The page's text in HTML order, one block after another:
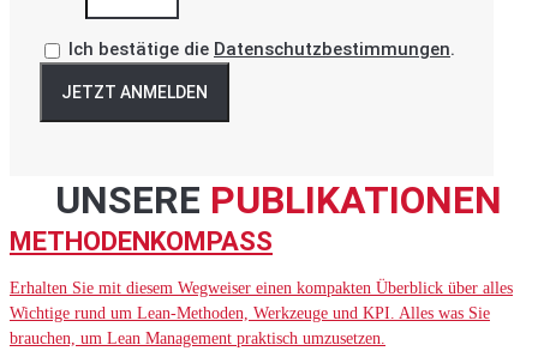
Ich bestätige die Datenschutzbestimmungen.
JETZT ANMELDEN
UNSERE PUBLIKATIONEN
METHODENKOMPASS
Erhalten Sie mit diesem Wegweiser einen kompakten Überblick über alles
Wichtige rund um Lean-Methoden, Werkzeuge und KPI. Alles was Sie
brauchen, um Lean Management praktisch umzusetzen.